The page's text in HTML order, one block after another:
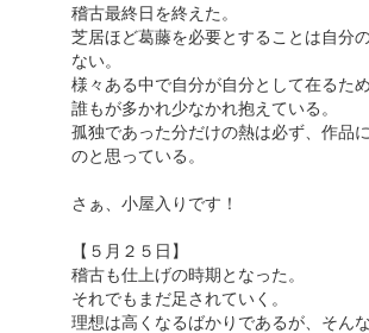
稽古最終日を終えた。
芝居ほど葛藤を必要とすることは自分
ない。
様々ある中で自分が自分として在るた
誰もが多かれ少なかれ抱えている。
孤独であった分だけの熱は必ず、作品
のと思っている。
さぁ、小屋入りです！
【５月２５日】
稽古も仕上げの時期となった。
それでもまだ足されていく。
理想は高くなるばかりであるが、そんな